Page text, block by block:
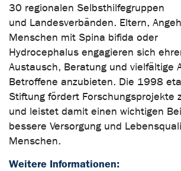
30 regionalen Selbsthilfegruppen
und Landesverbänden. Eltern,
Menschen mit Spina bifida oder
Hydrocephalus engagieren sich
Austausch, Beratung und vielfältige
Betroffene anzubieten. Die 1998
Stiftung fördert Forschungsprojekte
und leistet damit einen wichtigen
bessere Versorgung und
Menschen.
Weitere Informationen: